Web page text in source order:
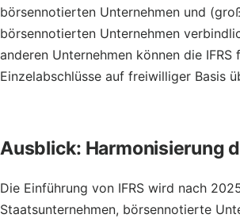
börsennotierten Unternehmen und
börsennotierten Unternehmen
anderen Unternehmen können die IFRS
Einzelabschlüsse auf freiwilliger Basis
Ausblick: Harmonisierung
Die Einführung von IFRS wird nach
Staatsunternehmen, börsennotierte